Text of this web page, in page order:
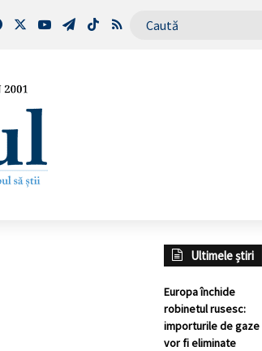
FacebookYouTubeTelegram
TikTokRSS
Ultimele știri
Europa închide
robinetul rusesc:
importurile de gaze
vor fi eliminate